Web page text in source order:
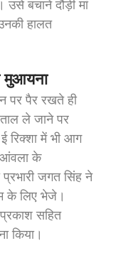
उसे बचाने दौड़ी मां
हालत
मुआयना
पर पैर रखते ही
ले जाने पर
रिक्शा में भी आग
आंवला के
प्रभारी जगत सिंह ने
के लिए भेजे।
सहित
किया।